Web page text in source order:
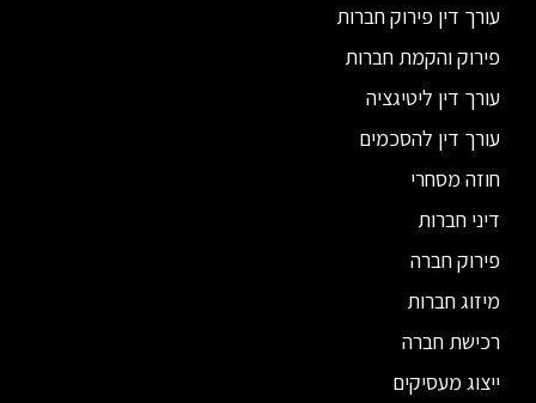
עורך דין פירוק חברות
פירוק והקמת חברות
עורך דין ליטיגציה
עורך דין להסכמים
חוזה מסחרי
דיני חברות
פירוק חברה
מיזוג חברות
רכישת חברה
ייצוג מעסיקים